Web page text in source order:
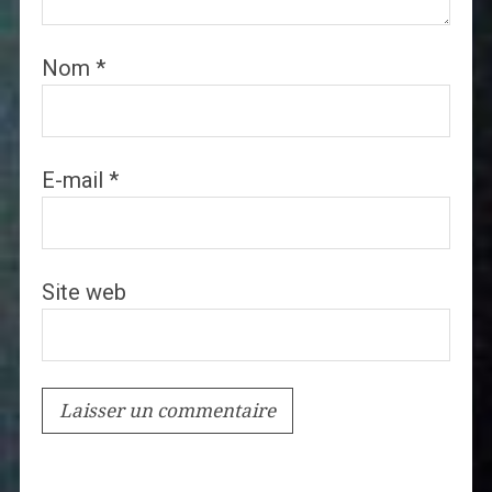
Nom *
E-mail *
Site web